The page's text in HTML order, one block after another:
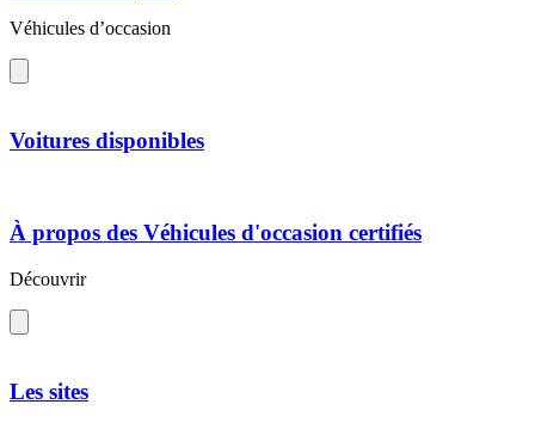
Véhicules d’occasion
Voitures disponibles
À propos des Véhicules d'occasion certifiés
Découvrir
Les sites